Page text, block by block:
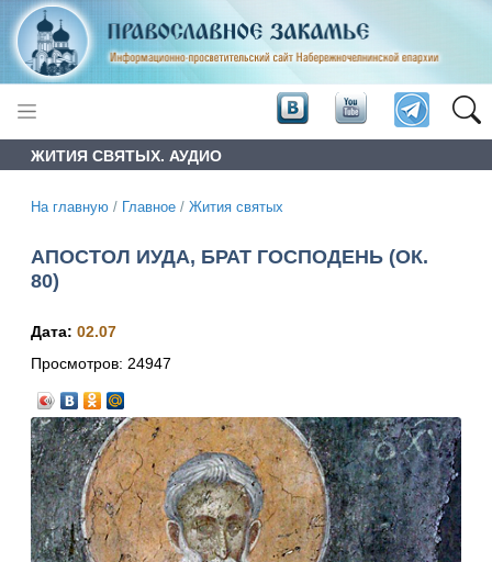
ЖИТИЯ СВЯТЫХ. АУДИО
На главную / Главное / Жития святых
АПОСТОЛ ИУДА, БРАТ ГОСПОДЕНЬ (ОК.
80)
Дата: 02.07
Просмотров: 24947